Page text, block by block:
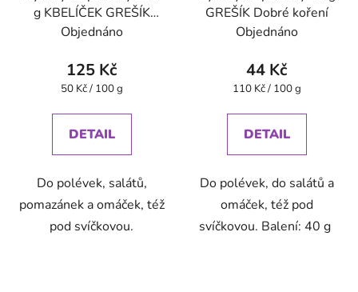
g KBELÍČEK GREŠÍK
Dobré koření
Objednáno
125 Kč
Měrná
50 Kč / 100 g
DETAIL
Do polévek, salátů,
pomazánek a omáček, též
pod svíčkovou.
GREŠÍK Dobré koření
Objednáno
44 Kč
Měrná
110 Kč / 100 g
DETAIL
Do polévek, do salátů a
omáček, též pod
svíčkovou. Balení: 40 g